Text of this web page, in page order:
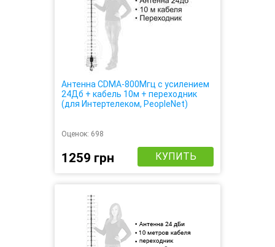
Антенна CDMA-800Мгц с усилением
24Дб + кабель 10м + переходник
(для Интертелеком, PeopleNet)
(для Интертелеком, PeopleNet,
Оценок: 698
1259 грн КУПИТЬ